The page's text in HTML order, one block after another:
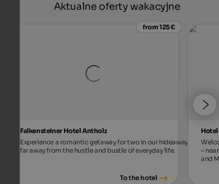
Aktualne oferty wakacyjne
from 125 €
Falkensteiner Hotel Antholz
Experience a romantic getaway for two in our hideaway,
far away from the hustle and bustle of everyday life.
To the hotel
–
and